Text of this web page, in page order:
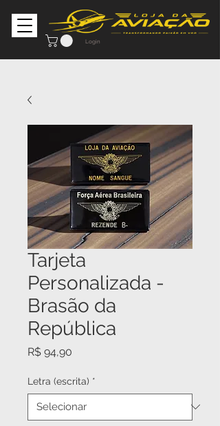
Login
Tarjeta
Personalizada -
Brasão da
República
R$ 94,90
Letra (escrita) *